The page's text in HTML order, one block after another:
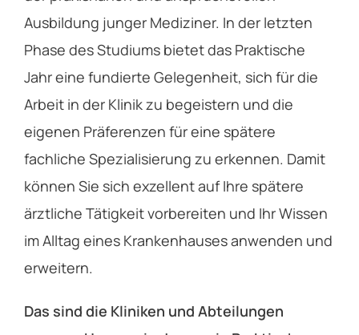
Ausbildung junger Mediziner. In der letzten
Phase des Studiums bietet das Praktische
Jahr eine fundierte Gelegenheit, sich für die
Arbeit in der Klinik zu begeistern und die
eigenen Präferenzen für eine spätere
fachliche Spezialisierung zu erkennen. Damit
können Sie sich exzellent auf Ihre spätere
ärztliche Tätigkeit vorbereiten und Ihr Wissen
im Alltag eines Krankenhauses anwenden und
erweitern.
Das sind die Kliniken und Abteilungen